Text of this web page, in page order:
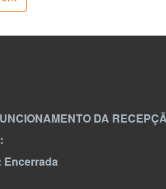
DA
Encerrada